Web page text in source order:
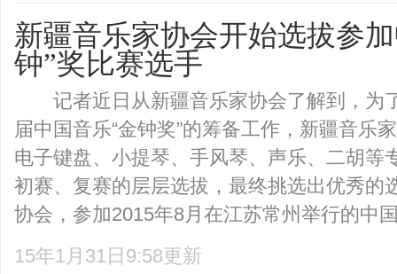
新疆音乐家协会开始选拔参
钟”奖比赛选手
记者近日从新疆音乐家协会了解到，为
届中国音乐“金钟奖”的筹备工作，新疆音乐
电子键盘、小提琴、手风琴、声乐、二胡等
初赛、复赛的层层选拔，最终挑选出优秀的
协会，参加2015年8月在江苏常州举行的中
15年1月31日9:58更新